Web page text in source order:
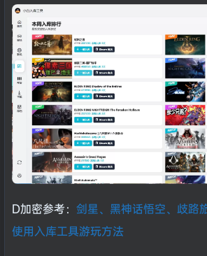
D加密参考： 剑星、黑神话悟空、歧路
使用入库工具游玩方法